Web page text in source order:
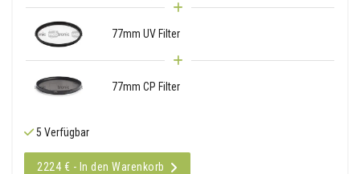
77mm UV Filter
77mm CP Filter
5 Verfügbar
2224 € - In den Warenkorb